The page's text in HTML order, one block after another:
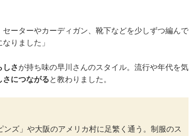
ーターやカーディガン、靴下などを少しずつ編んで
りました」
しさが持ち味の早川さんのスタイル。流行や年代を気
さにつながると教わりました。
ズ」や大阪のアメリカ村に足繁く通う。制服のス